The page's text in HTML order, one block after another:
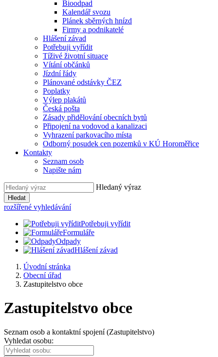
Bioodpad
Kalendář svozu
Plánek sběrných hnízd
Firmy a podnikatelé
Hlášení závad
Potřebuji vyřídit
Tíživé životní situace
Vítání občánků
Jízdní řády
Plánované odstávky ČEZ
Poplatky
Výlep plakátů
Česká pošta
Zásady přidělování obecních bytů
Připojení na vodovod a kanalizaci
Vyhrazení parkovacího místa
Odborný posudek cen pozemků v KÚ Horoměřice
Kontakty
Seznam osob
Napište nám
Hledaný výraz
Hledat
rozšířené vyhledávání
Potřebuji vyřídit
Formuláře
Odpady
Hlášení závad
Úvodní stránka
Obecní úřad
Zastupitelstvo obce
Zastupitelstvo obce
Seznam osob a kontaktní spojení (Zastupitelstvo)
Vyhledat osobu: